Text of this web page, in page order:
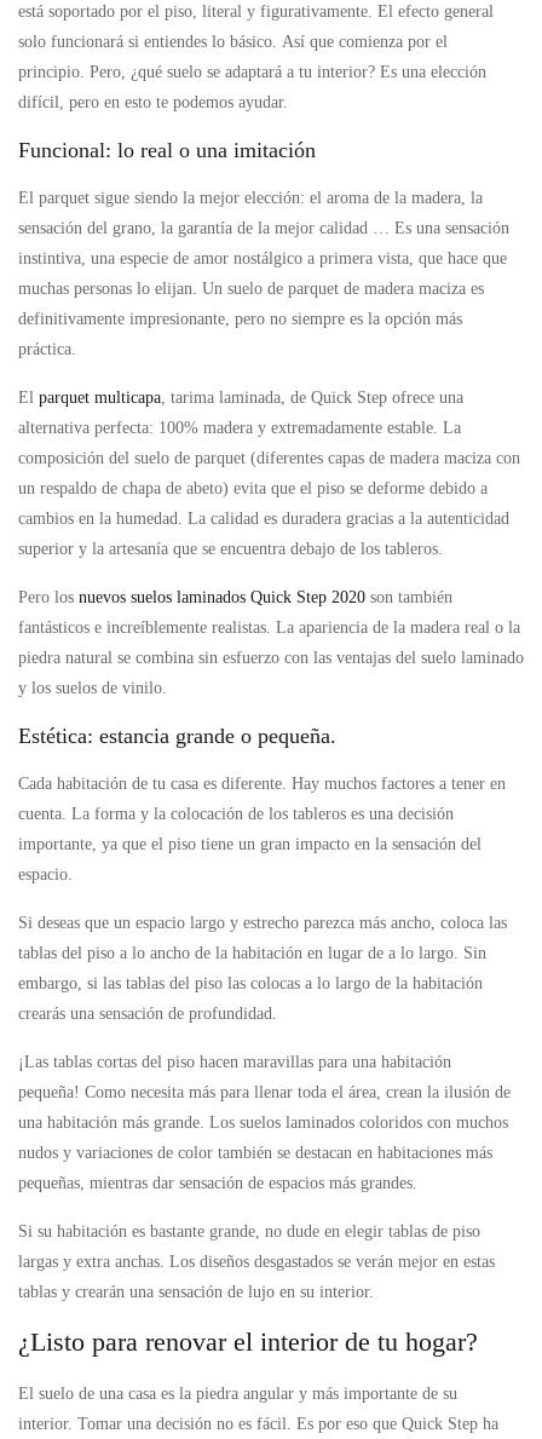
está soportado por el piso, literal y figurativamente. El efecto general
solo funcionará si entiendes lo básico. Así que comienza por el
principio. Pero, ¿qué suelo se adaptará a tu interior? Es una elección
difícil, pero en esto te podemos ayudar.
Funcional: lo real o una imitación
El parquet sigue siendo la mejor elección: el aroma de la madera, la
sensación del grano, la garantía de la mejor calidad … Es una sensación
instintiva, una especie de amor nostálgico a primera vista, que hace que
muchas personas lo elijan. Un suelo de parquet de madera maciza es
definitivamente impresionante, pero no siempre es la opción más
práctica.
El parquet multicapa , tarima laminada, de Quick Step ofrece una
alternativa perfecta: 100% madera y extremadamente estable. La
composición del suelo de parquet (diferentes capas de madera maciza con
un respaldo de chapa de abeto) evita que el piso se deforme debido a
cambios en la humedad. La calidad es duradera gracias a la autenticidad
superior y la artesanía que se encuentra debajo de los tableros.
Pero los nuevos suelos laminados Quick Step 2020 son también
fantásticos e increíblemente realistas. La apariencia de la madera real o la
piedra natural se combina sin esfuerzo con las ventajas del suelo laminado
y los suelos de vinilo.
Estética: estancia grande o pequeña.
Cada habitación de tu casa es diferente. Hay muchos factores a tener en
cuenta. La forma y la colocación de los tableros es una decisión
importante, ya que el piso tiene un gran impacto en la sensación del
espacio.
Si deseas que un espacio largo y estrecho parezca más ancho, coloca las
tablas del piso a lo ancho de la habitación en lugar de a lo largo. Sin
embargo, si las tablas del piso las colocas a lo largo de la habitación
crearás una sensación de profundidad.
¡Las tablas cortas del piso hacen maravillas para una habitación
pequeña! Como necesita más para llenar toda el área, crean la ilusión de
una habitación más grande. Los suelos laminados coloridos con muchos
nudos y variaciones de color también se destacan en habitaciones más
pequeñas, mientras dar sensación de espacios más grandes.
Si su habitación es bastante grande, no dude en elegir tablas de piso
largas y extra anchas. Los diseños desgastados se verán mejor en estas
tablas y crearán una sensación de lujo en su interior.
¿Listo para renovar el interior de tu hogar?
El suelo de una casa es la piedra angular y más importante de su
interior. Tomar una decisión no es fácil. Es por eso que Quick Step ha